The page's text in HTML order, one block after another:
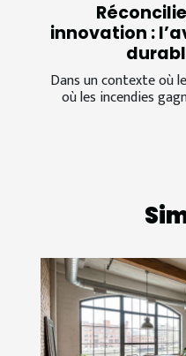
innovation :
Dans un contexte où
où les incendies